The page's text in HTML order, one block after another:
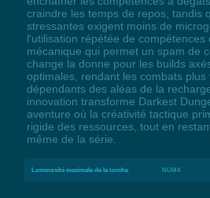
craindre les temps de repos, tandis
stressantes exigent moins de
l'utilisation répétée de compétences
mécanique qui permet un spam de
change la donne pour les builds
optimales, rendant les combats plus
dépendants des aléas de la
innovation transforme Darkest
aventure où la créativité tactique
rigide des ressources, tout en
même de la série.
Luminosité maximale de la torche NUM4